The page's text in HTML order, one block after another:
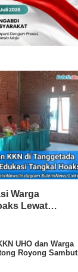
Warga
Lewat
UHO dan Warga
Royong Sambut